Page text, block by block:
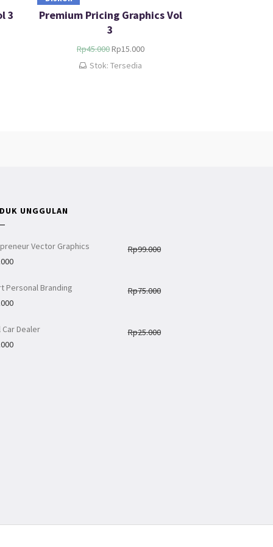
3
Premium Pricing Graphics Vol
3
Rp45.000Rp15.000
Stok: Tersedia
UNGGULAN
Vector Graphics Rp99.000
Personal Branding Rp75.000
Dealer Rp25.000